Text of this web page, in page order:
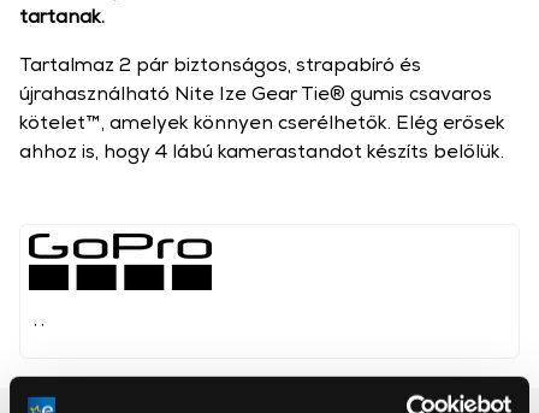
tartanak.
Tartalmaz 2 pár biztonságos, strapabíró és
újrahasználható Nite Ize Gear Tie® gumis csavaros
kötelet™, amelyek könnyen cserélhetők. Elég erősek
ahhoz is, hogy 4 lábú kamerastandot készíts belőlük.